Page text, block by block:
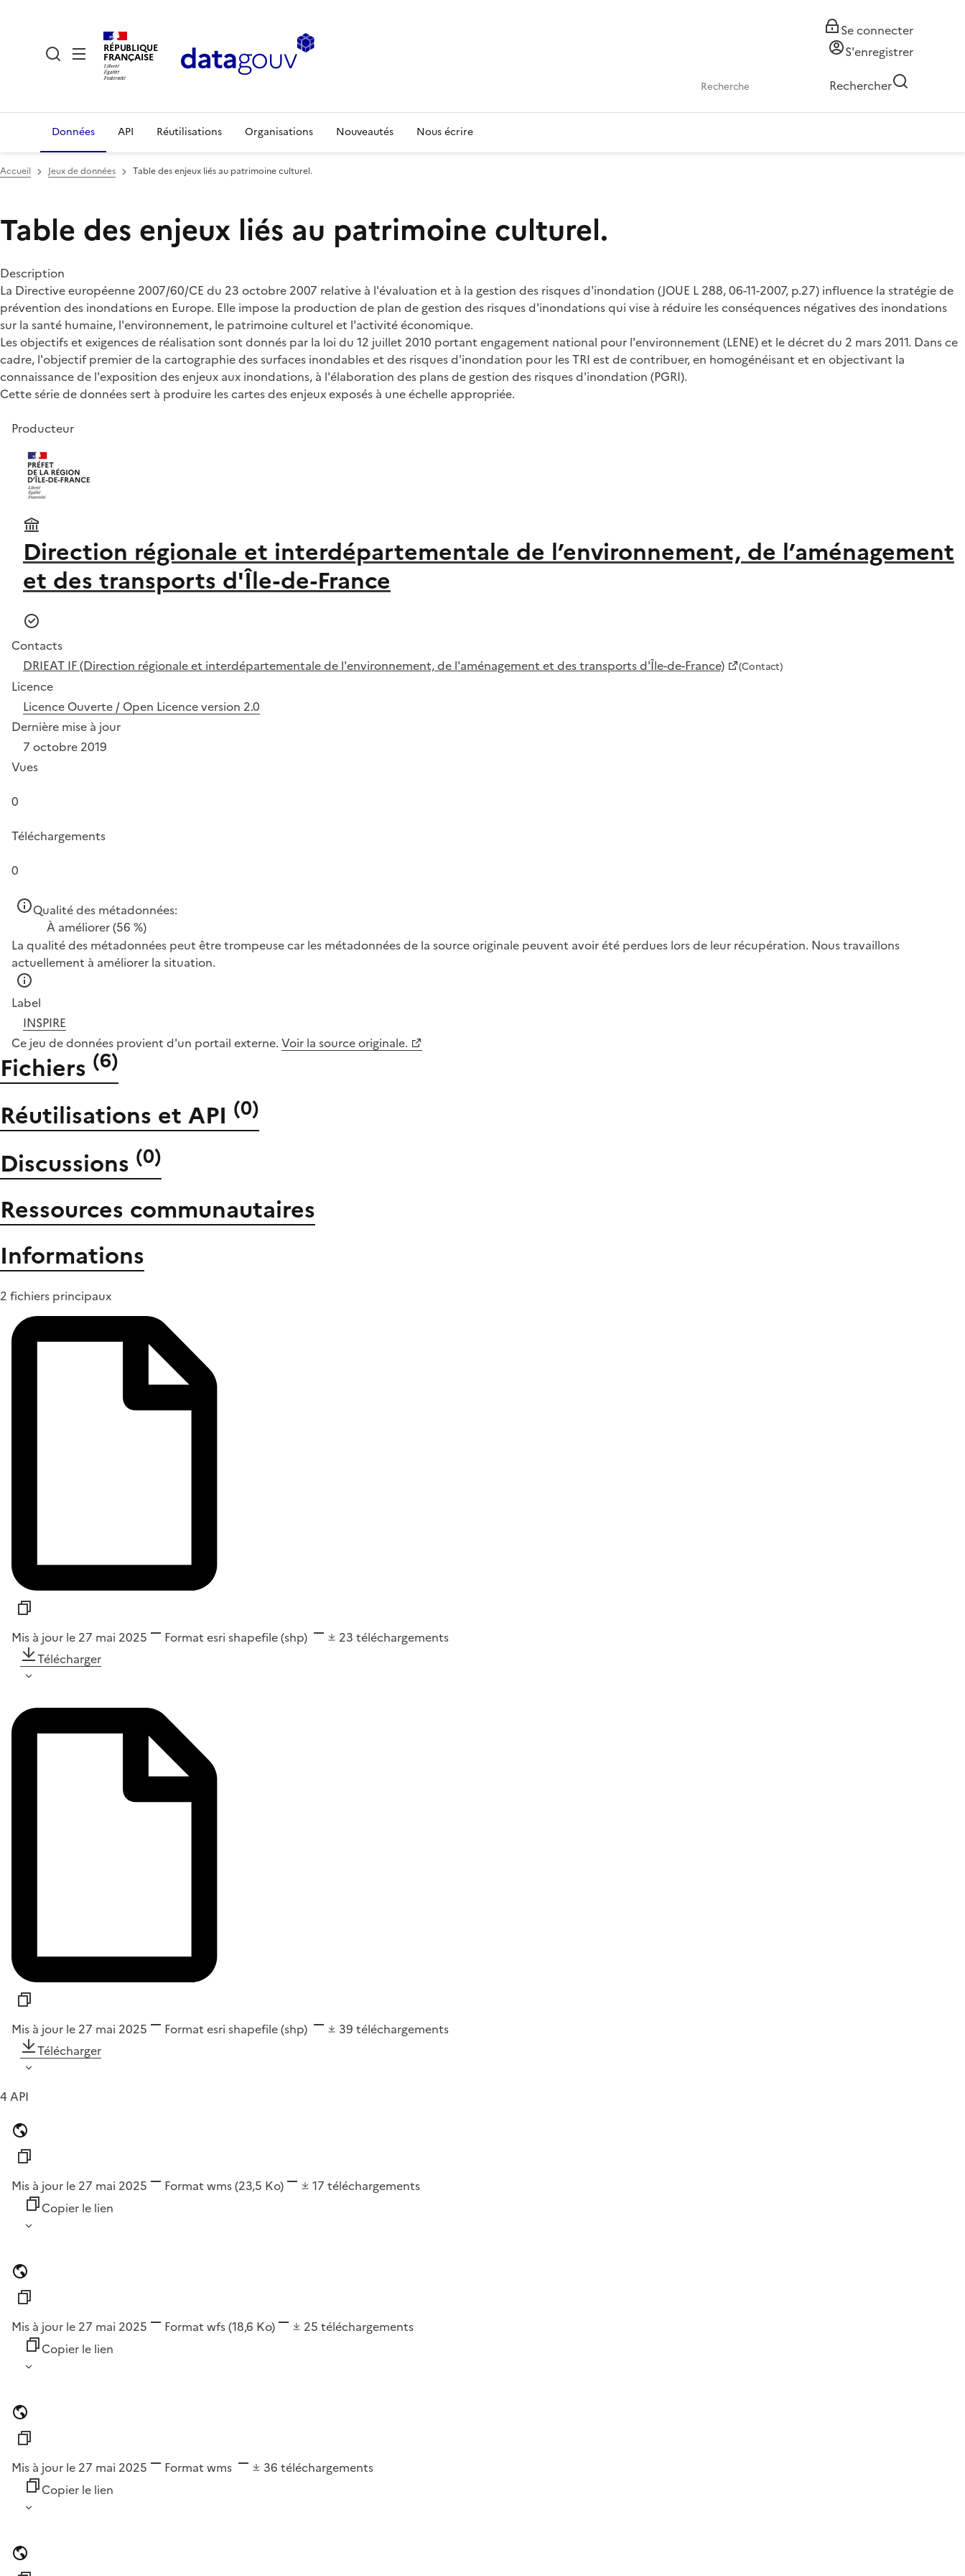
RÉPUBLIQUE
FRANÇAISE
Se connecter
S'enregistrer
Rechercher
Données API Réutilisations Organisations Nouveautés Nous écrire
Accueil Jeux de données Table des enjeux liés au patrimoine culturel.
Table des enjeux liés au patrimoine culturel.
Description
La Directive européenne 2007/60/CE du 23 octobre 2007 relative à l'évaluation et à la gestion des risques d'inondation (JOUE L 288, 06-11-2007, p.27) influence la stratégie de
prévention des inondations en Europe. Elle impose la production de plan de gestion des risques d'inondations qui vise à réduire les conséquences négatives des inondations
sur la santé humaine, l'environnement, le patrimoine culturel et l'activité économique.
Les objectifs et exigences de réalisation sont donnés par la loi du 12 juillet 2010 portant engagement national pour l'environnement (LENE) et le décret du 2 mars 2011. Dans ce
cadre, l'objectif premier de la cartographie des surfaces inondables et des risques d'inondation pour les TRI est de contribuer, en homogénéisant et en objectivant la
connaissance de l'exposition des enjeux aux inondations, à l'élaboration des plans de gestion des risques d'inondation (PGRI).
Cette série de données sert à produire les cartes des enjeux exposés à une échelle appropriée.
Producteur
Direction régionale et interdépartementale de l’environnement, de l’aménagement
et des transports d'Île-de-France
Contacts
DRIEAT IF (Direction régionale et interdépartementale de l'environnement, de l'aménagement et des transports d'Île-de-France)
(Contact)
Licence
Licence Ouverte / Open Licence version 2.0
Dernière mise à jour
7 octobre 2019
Vues
0
Téléchargements
0
Qualité des métadonnées:
À améliorer(56 %)
La qualité des métadonnées peut être trompeuse car les métadonnées de la source originale peuvent avoir été perdues lors de leur récupération. Nous travaillons
actuellement à améliorer la situation.
Label
INSPIRE
Ce jeu de données provient d'un portail externe. Voir la source originale.
Fichiers (6)
Réutilisations et API (0)
Discussions (0)
Ressources communautaires
Informations
2 fichiers principaux
Mis à jour le 27 mai 2025 Format esri shapefile (shp) 23 téléchargements
Télécharger
Mis à jour le 27 mai 2025 Format esri shapefile (shp) 39 téléchargements
Télécharger
4 API
Mis à jour le 27 mai 2025 Format wms(23,5 Ko) 17 téléchargements
Copier le lien
Mis à jour le 27 mai 2025 Format wfs(18,6 Ko) 25 téléchargements
Copier le lien
Mis à jour le 27 mai 2025 Format wms 36 téléchargements
Copier le lien